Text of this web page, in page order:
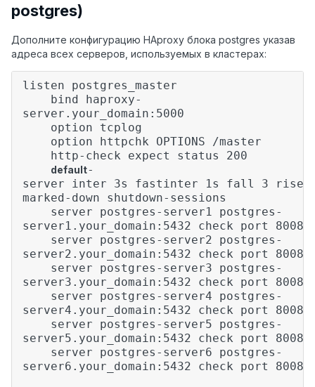
postgres)
Дополните конфигурацию HAproxy блока postgres указав
адреса всех серверов, используемых в кластерах:
listen postgres_master
bind haproxy-
server.your_domain:5000
option tcplog
option httpchk OPTIONS /master
http-check expect status 200
default-
server inter 3s fastinter 1s fall 3 rise
marked-down shutdown-sessions
server postgres-server1 postgres-
server1.your_domain:5432 check port 8008
server postgres-server2 postgres-
server2.your_domain:5432 check port 8008
server postgres-server3 postgres-
server3.your_domain:5432 check port 8008
server postgres-server4 postgres-
server4.your_domain:5432 check port 8008
server postgres-server5 postgres-
server5.your_domain:5432 check port 8008
server postgres-server6 postgres-
server6.your_domain:5432 check port 8008